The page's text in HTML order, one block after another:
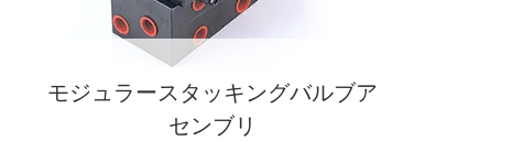
モジュラースタッキングバルブア
センブリ